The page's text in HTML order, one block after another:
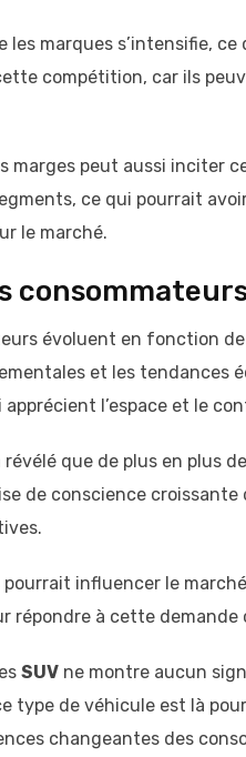
les marques s’intensifie,
compétition, car ils
marges peut aussi inciter
ce qui pourrait
le marché.
évoluent en fonction
et les tendances
l’espace et le
que de plus en plus
de conscience
influencer le
répondre à cette demande
SUV ne montre aucun
type de véhicule est là
changeantes des